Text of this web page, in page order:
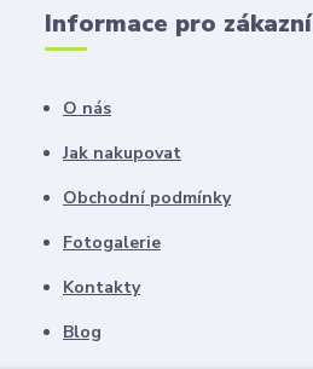
Informace pro
O nás
Jak nakupovat
Obchodní podmínky
Fotogalerie
Kontakty
Blog